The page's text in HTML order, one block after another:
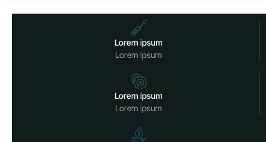
Lorem ipsum
Lorem ipsum
Lorem ipsum
Lorem ipsum